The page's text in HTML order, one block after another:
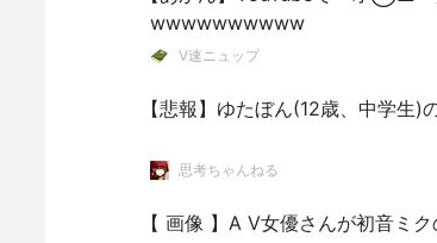
wwwwwwwwww
V速ニュップ
【悲報】ゆたぼん(12歳、中学生)
思考ちゃんねる
【 画像 】A V女優さんが初音ミ